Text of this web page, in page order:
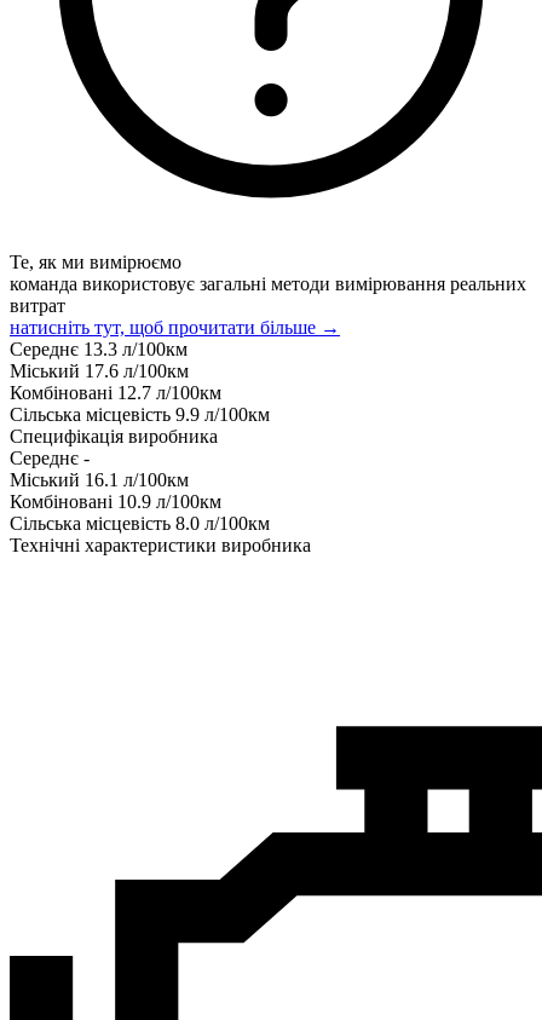
Те, як ми вимірюємо
команда використовує загальні методи вимірювання реальних
витрат
натисніть тут, щоб прочитати більше →
Середнє 13.3 л/100км
Міський 17.6 л/100км
Комбіновані 12.7 л/100км
Сільська місцевість 9.9 л/100км
Специфікація виробника
Середнє -
Міський 16.1 л/100км
Комбіновані 10.9 л/100км
Сільська місцевість 8.0 л/100км
Технічні характеристики виробника